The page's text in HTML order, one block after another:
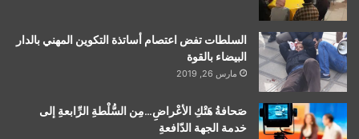
السلطات تفض اعتصام أساتذة التكوين المهني بالدار
البيضاء بالقوة
مارس 26, 2019
صَحافةُ هَتْكِ الأعْراضِ…مِن السُّلْطةِ الرِّابعةِ إلى
خدمة الجهة الدّافعةِ